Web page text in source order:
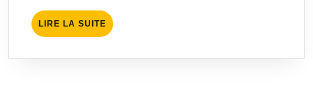
LIRE LA SUITE LIRE
LA